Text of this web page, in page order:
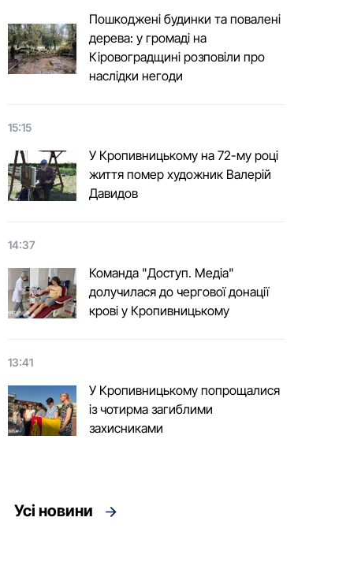
Пошкоджені будинки та повалені
дерева: у громаді на
Кіровоградщині розповіли про
наслідки негоди
15:15
У Кропивницькому на 72-му році
життя помер художник Валерій
Давидов
14:37
Команда "Доступ. Медіа"
долучилася до чергової донації
крові у Кропивницькому
13:41
У Кропивницькому попрощалися
із чотирма загиблими
захисниками
Усі новини